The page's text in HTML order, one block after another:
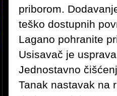
priborom.
teško dostupnih
Lagano pohranite
Usisavač je
Jednostavno
Tanak nastavak na